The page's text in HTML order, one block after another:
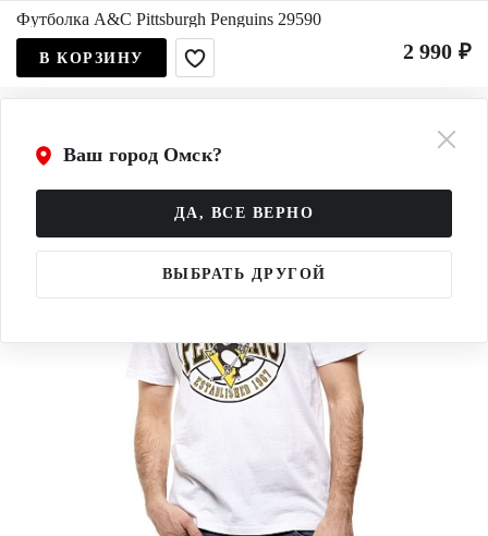
Ваш город Омск?
ДА, ВСЕ ВЕРНО
ВЫБРАТЬ ДРУГОЙ
Футболка A&C Pittsburgh Penguins 29590
2 990 ₽
В КОРЗИНУ